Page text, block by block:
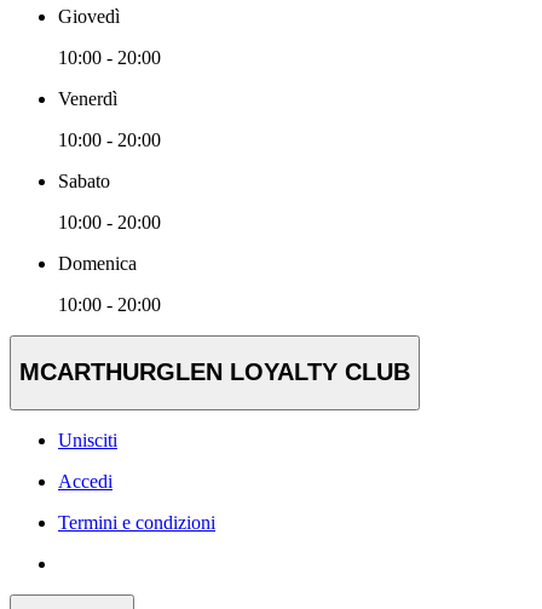
Giovedì
10:00 - 20:00
Venerdì
10:00 - 20:00
Sabato
10:00 - 20:00
Domenica
10:00 - 20:00
MCARTHURGLEN LOYALTY CLUB
Unisciti
Accedi
Termini e condizioni